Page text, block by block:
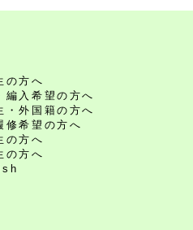
の方へ
編入希望の方へ
・外国籍の方へ
修希望の方へ
の方へ
の方へ